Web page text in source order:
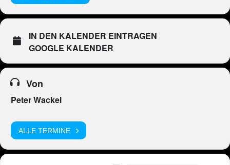
IN DEN KALENDER EINTRAGEN
GOOGLE KALENDER
Von
Peter Wackel
ALLE TERMINE